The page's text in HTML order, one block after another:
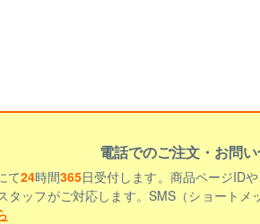
電話でのご注文・お問
て24時間365日受付します。商品ページIDや
タッフがご対応します。SMS（ショートメ